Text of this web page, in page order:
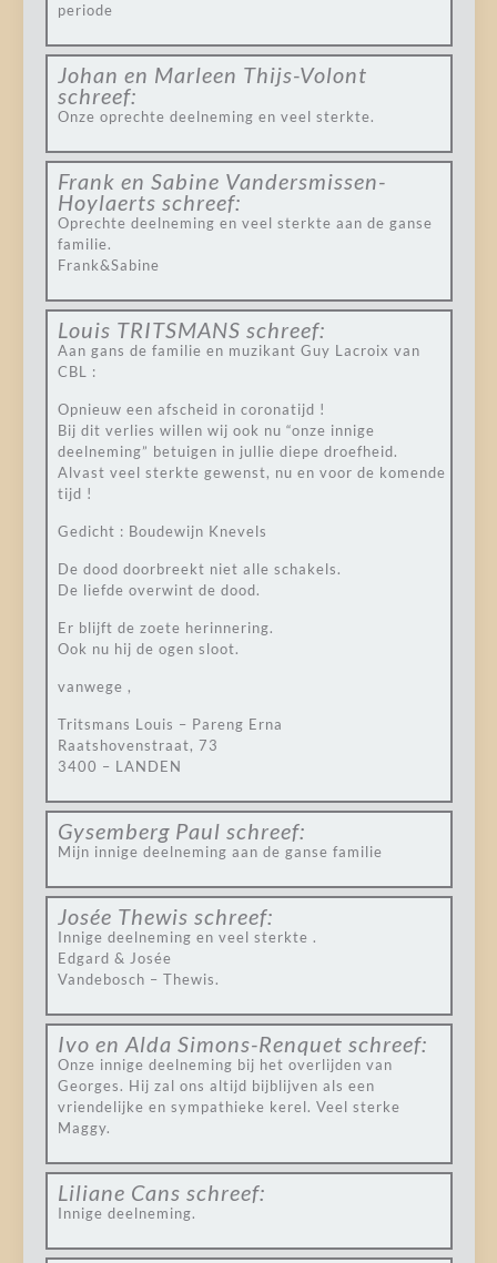
periode
Johan en Marleen Thijs-Volont
schreef:
Onze oprechte deelneming en veel sterkte.
Frank en Sabine Vandersmissen-
Hoylaerts schreef:
Oprechte deelneming en veel sterkte aan de ganse
familie.
Frank&Sabine
Louis TRITSMANS schreef:
Aan gans de familie en muzikant Guy Lacroix van
CBL :
Opnieuw een afscheid in coronatijd !
Bij dit verlies willen wij ook nu “onze innige
deelneming” betuigen in jullie diepe droefheid.
Alvast veel sterkte gewenst, nu en voor de komende
tijd !
Gedicht : Boudewijn Knevels
De dood doorbreekt niet alle schakels.
De liefde overwint de dood.
Er blijft de zoete herinnering.
Ook nu hij de ogen sloot.
vanwege ,
Tritsmans Louis – Pareng Erna
Raatshovenstraat, 73
3400 – LANDEN
Gysemberg Paul schreef:
Mijn innige deelneming aan de ganse familie
Josée Thewis schreef:
Innige deelneming en veel sterkte .
Edgard & Josée
Vandebosch – Thewis.
Ivo en Alda Simons-Renquet schreef:
Onze innige deelneming bij het overlijden van
Georges. Hij zal ons altijd bijblijven als een
vriendelijke en sympathieke kerel. Veel sterke
Maggy.
Liliane Cans schreef:
Innige deelneming.